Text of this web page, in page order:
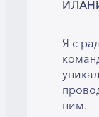
Я с
ним.